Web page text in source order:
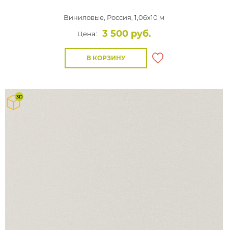
Виниловые, Россия, 1,06x10 м
Цена:
3 500 руб.
В КОРЗИНУ